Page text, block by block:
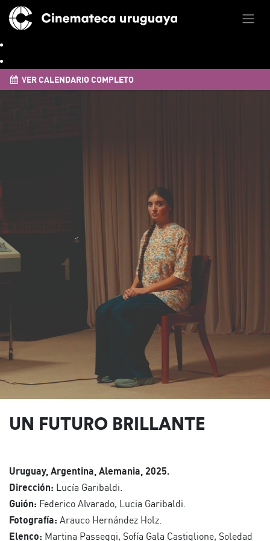
VER CALENDARIO COMPLETO
UN FUTURO BRILLANTE
Uruguay, Argentina, Alemania, 2025.
Dirección: Lucía Garibaldi.
Guión: Federico Alvarado, Lucia Garibaldi.
Fotografía: Arauco Hernández Holz.
Elenco: Martina Passeggi, Sofía Gala Castiglione, Soledad